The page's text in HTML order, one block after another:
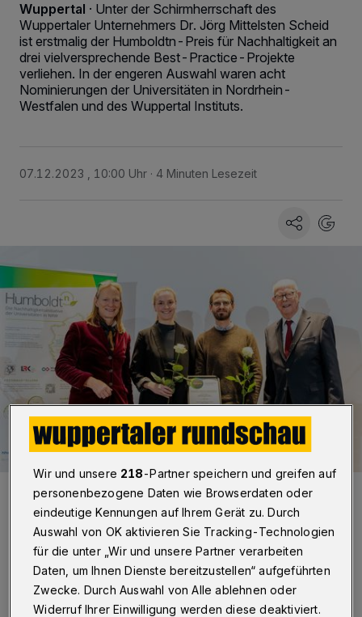
Wuppertal · Unter der Schirmherrschaft des
Wuppertaler Unternehmers Dr. Jörg Mittelsten Scheid
ist erstmalig der Humboldtn-Preis für Nachhaltigkeit an
drei vielversprechende Best-Practice-Projekte
verliehen. In der engeren Auswahl waren acht
Nominierungen der Universitäten in Nordrhein-
Westfalen und des Wuppertal Instituts.
07.12.2023 , 10:00 Uhr 4 Minuten Lesezeit
In der Kategorie „Reallabore“ gewann das Projekt „Lebenswerte
Straßen, Orte und Nachbarschaften, kurz LesSON“, geleitet von Dr.
Steven März (2.v.re.) am Wuppertal Institut für Klima, Umwelt,
Energie.
Wir und unsere 218-Partner speichern und greifen auf
personenbezogene Daten wie Browserdaten oder
eindeutige Kennungen auf Ihrem Gerät zu. Durch
Auswahl von OK aktivieren Sie Tracking-Technologien
für die unter „Wir und unsere Partner verarbeiten
Daten, um Ihnen Dienste bereitzustellen“ aufgeführten
Zwecke. Durch Auswahl von Alle ablehnen oder
Widerruf Ihrer Einwilligung werden diese deaktiviert.